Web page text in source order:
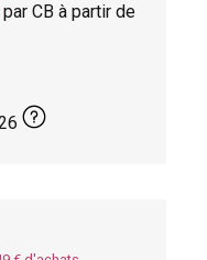
par CB à partir de